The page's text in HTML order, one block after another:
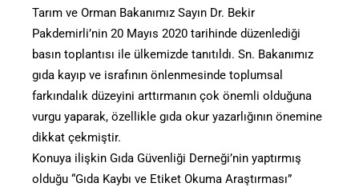
Tarım ve Orman Bakanımız Sayın Dr. Bekir
Pakdemirli’nin 20 Mayıs 2020 tarihinde düzenlediği
basın toplantısı ile ülkemizde tanıtıldı. Sn. Bakanımız
gıda kayıp ve israfının önlenmesinde toplumsal
farkındalık düzeyini arttırmanın çok önemli olduğuna
vurgu yaparak, özellikle gıda okur yazarlığının önemine
dikkat çekmiştir.
Konuya ilişkin Gıda Güvenliği Derneği’nin yaptırmış
olduğu “Gıda Kaybı ve Etiket Okuma Araştırması”